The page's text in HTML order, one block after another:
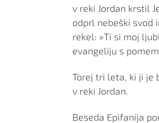
v reki Jordan krstil
odprl nebeški svod
rekel: »Ti si moj
evangeliju s
Torej tri leta, ki ji je
v reki Jordan.
Beseda Epifanija